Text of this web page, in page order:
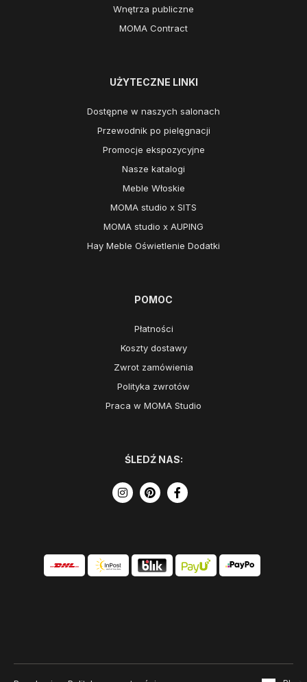
Wnętrza publiczne
MOMA Contract
UŻYTECZNE LINKI
Dostępne w naszych salonach
Przewodnik po pielęgnacji
Promocje ekspozycyjne
Nasze katalogi
Meble Włoskie
MOMA studio x SITS
MOMA studio x AUPING
Hay Meble Oświetlenie Dodatki
POMOC
Płatności
Koszty dostawy
Zwrot zamówienia
Polityka zwrotów
Praca w MOMA Studio
ŚLEDŹ NAS: